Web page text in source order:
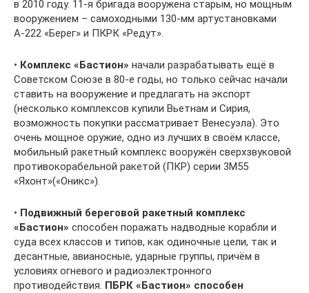
в 2010 году. 11-я бригада вооружена старым, но мощным
вооружением – самоходными 130-мм артустановками
А-222 «Берег» и ПКРК «Редут».
• Комплекс «Бастион» начали разрабатывать ещё в
Советском Союзе в 80-е годы, но только сейчас начали
ставить на вооружение и предлагать на экспорт
(несколько комплексов купили Вьетнам и Сирия,
возможность покупки рассматривает Венесуэла). Это
очень мощное оружие, одно из лучших в своём классе,
мобильный ракетный комплекс вооружён сверхзвуковой
противокорабельной ракетой (ПКР) серии 3М55
«Яхонт»(«Оникс»).
• Подвижный береговой ракетный комплекс
«Бастион» способен поражать надводные корабли и
суда всех классов и типов, как одиночные цели, так и
десантные, авианосные, ударные группы, причём в
условиях огневого и радиоэлектронного
противодействия. ПБРК «Бастион» способен